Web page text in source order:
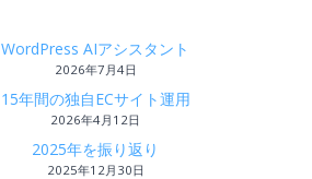
WordPress AIアシスタント
2026年7月4日
15年間の独自ECサイト運用
2026年4月12日
2025年を振り返り
2025年12月30日